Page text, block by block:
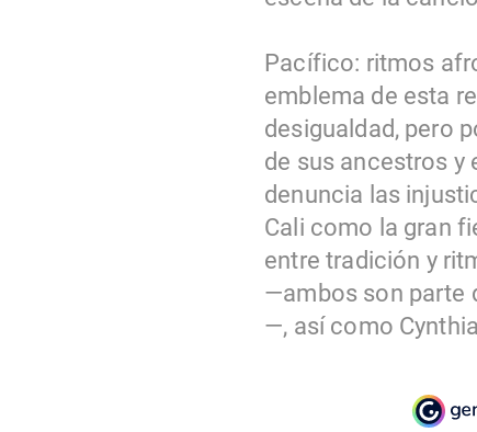
Pacífico: ritmos
emblema de esta
desigualdad, pero
de sus ancestros y
denuncia las
Cali como la gran
entre tradición y
—ambos son parte
—, así como